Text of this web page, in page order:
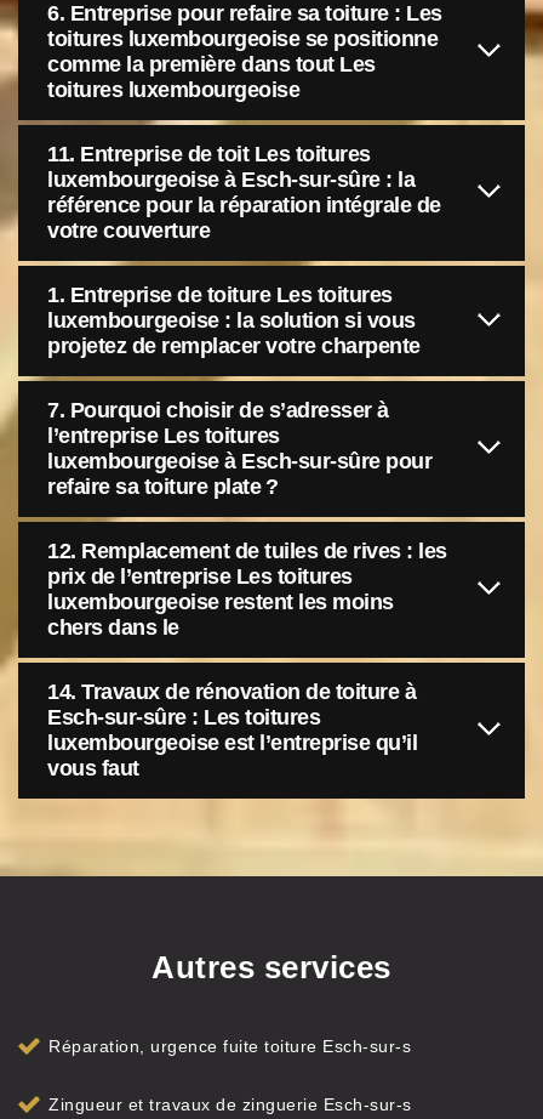
6. Entreprise pour refaire sa toiture : Les
toitures luxembourgeoise se positionne
comme la première dans tout Les
toitures luxembourgeoise
11. Entreprise de toit Les toitures
luxembourgeoise à Esch-sur-sûre : la
référence pour la réparation intégrale de
votre couverture
1. Entreprise de toiture Les toitures
luxembourgeoise : la solution si vous
projetez de remplacer votre charpente
7. Pourquoi choisir de s’adresser à
l’entreprise Les toitures
luxembourgeoise à Esch-sur-sûre pour
refaire sa toiture plate ?
12. Remplacement de tuiles de rives : les
prix de l’entreprise Les toitures
luxembourgeoise restent les moins
chers dans le
14. Travaux de rénovation de toiture à
Esch-sur-sûre : Les toitures
luxembourgeoise est l’entreprise qu’il
vous faut
Autres services
Réparation, urgence fuite toiture Esch-sur-s
Zingueur et travaux de zinguerie Esch-sur-s